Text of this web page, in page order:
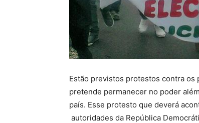
Estão previstos protestos contra os
pretende permanecer no poder
país. Esse protesto que deverá
autoridades da República